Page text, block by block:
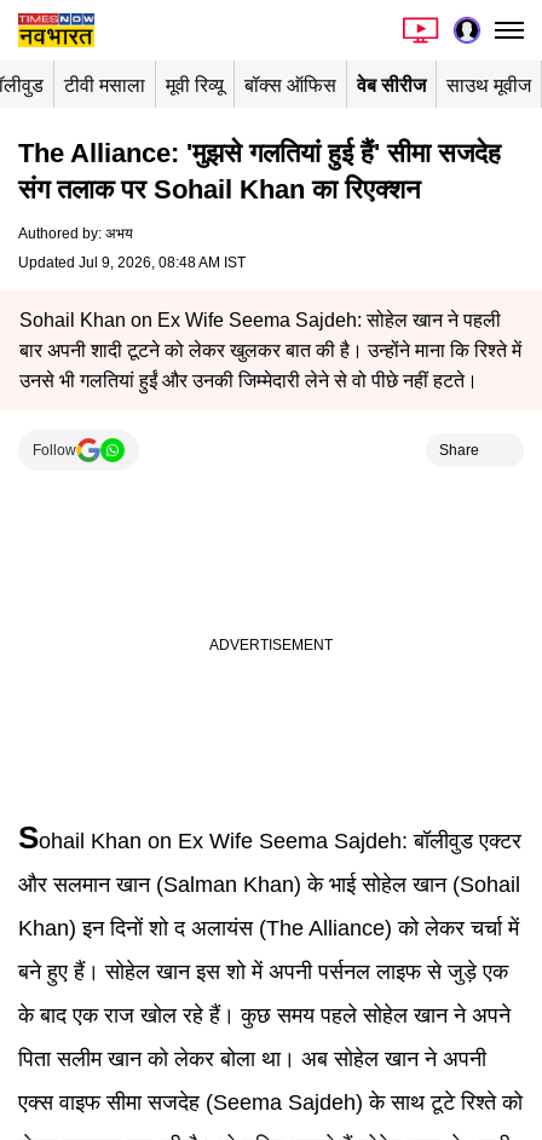
टीवी मसाला मूवी रिव्यू बॉक्स ऑफिस वेब सीरीज साउथ मूवीज
The Alliance: 'मुझसे गलतियां हुई हैं' सीमा सजदेह
संग तलाक पर Sohail Khan का रिएक्शन
Authored by: अभय
Updated Jul 9, 2026, 08:48 AM IST
Sohail Khan on Ex Wife Seema Sajdeh: सोहेल खान ने पहली
बार अपनी शादी टूटने को लेकर खुलकर बात की है। उन्होंने माना कि रिश्ते में
उनसे भी गलतियां हुईं और उनकी जिम्मेदारी लेने से वो पीछे नहीं हटते।
Follow Share
Sohail Khan on Ex Wife Seema Sajdeh: बॉलीवुड एक्टर
और सलमान खान (Salman Khan) के भाई सोहेल खान (Sohail
Khan) इन दिनों शो द अलायंस (The Alliance) को लेकर चर्चा में
बने हुए हैं। सोहेल खान इस शो में अपनी पर्सनल लाइफ से जुड़े एक
के बाद एक राज खोल रहे हैं। कुछ समय पहले सोहेल खान ने अपने
पिता सलीम खान को लेकर बोला था। अब सोहेल खान ने अपनी
एक्स वाइफ सीमा सजदेह (Seema Sajdeh) के साथ टूटे रिश्ते को